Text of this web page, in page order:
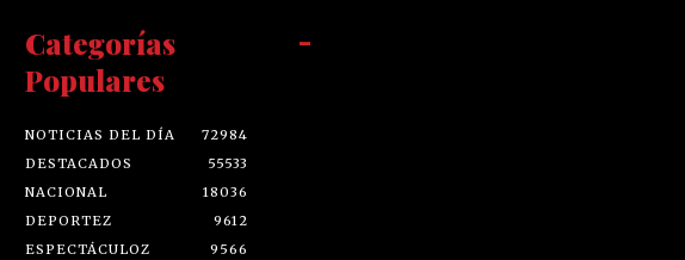
Categorías
Populares
NOTICIAS DEL DÍA
72984
DESTACADOS
55533
NACIONAL
18036
DEPORTEZ
9612
ESPECTÁCULOZ
9566
-